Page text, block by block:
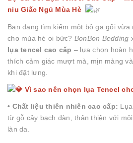
niu Giấc Ngủ Mùa Hè
Bạn đang tìm kiếm một bộ ga gối vừa
cho mùa hè oi bức? BonBon Bedding
lụa tencel cao cấp – lựa chọn hoàn
thích cảm giác mượt mà, mịn màng
khi đặt lưng.
Vì sao nên chọn lụa Tencel
• Chất liệu thiên nhiên cao cấp:
từ gỗ cây bạch đàn, thân thiện với
làn da.